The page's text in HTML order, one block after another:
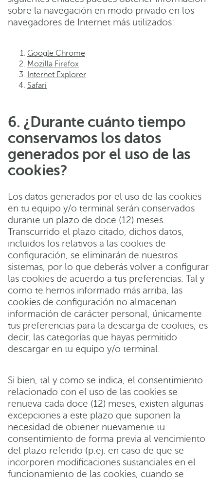
sobre la navegación en modo privado en los
navegadores de Internet más utilizados:
Google Chrome
Mozilla Firefox
Internet Explorer
Safari
6. ¿Durante cuánto tiempo
conservamos los datos
generados por el uso de las
cookies?
Los datos generados por el uso de las cookies
en tu equipo y/o terminal serán conservados
durante un plazo de doce (12) meses.
Transcurrido el plazo citado, dichos datos,
incluidos los relativos a las cookies de
configuración, se eliminarán de nuestros
sistemas, por lo que deberás volver a configurar
las cookies de acuerdo a tus preferencias. Tal y
como te hemos informado más arriba, las
cookies de configuración no almacenan
información de carácter personal, únicamente
tus preferencias para la descarga de cookies, es
decir, las categorías que hayas permitido
descargar en tu equipo y/o terminal.
Si bien, tal y como se indica, el consentimiento
relacionado con el uso de las cookies se
renueva cada doce (12) meses, existen algunas
excepciones a este plazo que suponen la
necesidad de obtener nuevamente tu
consentimiento de forma previa al vencimiento
del plazo referido (p.ej. en caso de que se
incorporen modificaciones sustanciales en el
funcionamiento de las cookies, cuando se